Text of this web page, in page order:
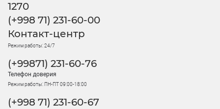
1270
(+998 71) 231-60-00
Контакт-центр
Режим работы: 24/7
(+99871) 231-60-76
Телефон доверия
Режим работы: ПН-ПТ 09:00-18:00
(+998 71) 231-60-67